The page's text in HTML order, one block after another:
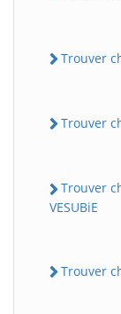
Trouver
Trouver
Trouver
VESUBiE
Trouver